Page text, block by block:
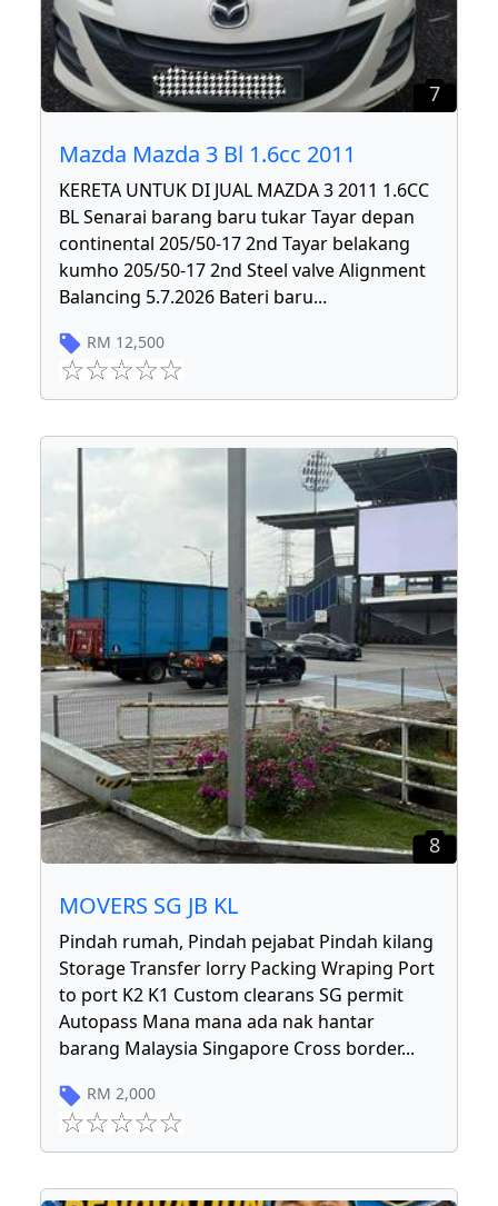
7
Mazda Mazda 3 Bl 1.6cc 2011
KERETA UNTUK DI JUAL MAZDA 3 2011 1.6CC
BL Senarai barang baru tukar Tayar depan
continental 205/50-17 2nd Tayar belakang
kumho 205/50-17 2nd Steel valve Alignment
Balancing 5.7.2026 Bateri baru...
RM 12,500
8
MOVERS SG JB KL
Pindah rumah, Pindah pejabat Pindah kilang
Storage Transfer lorry Packing Wraping Port
to port K2 K1 Custom clearans SG permit
Autopass Mana mana ada nak hantar
barang Malaysia Singapore Cross border...
RM 2,000